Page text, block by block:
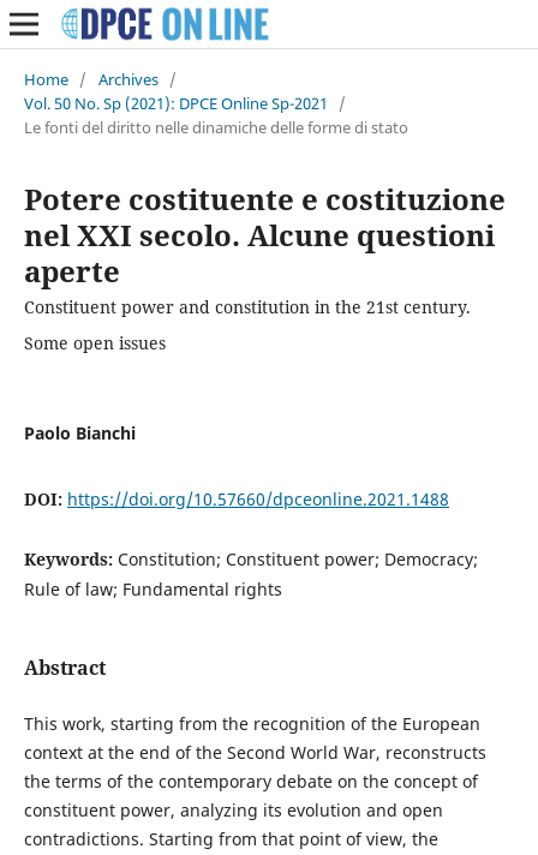
Home / Archives /
Vol. 50 No. Sp (2021): DPCE Online Sp-2021
/
Le fonti del diritto nelle dinamiche delle forme di stato
Potere costituente e costituzione
nel XXI secolo. Alcune questioni
aperte
Constituent power and constitution in the 21st century.
Some open issues
Paolo Bianchi
DOI: https://doi.org/10.57660/dpceonline.2021.1488
Keywords: Constitution; Constituent power; Democracy;
Rule of law; Fundamental rights
Abstract
This work, starting from the recognition of the European
context at the end of the Second World War, reconstructs
the terms of the contemporary debate on the concept of
constituent power, analyzing its evolution and open
contradictions. Starting from that point of view, the